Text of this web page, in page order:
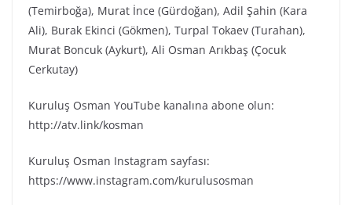
(Temirboğa), Murat İnce (Gürdoğan), Adil Şahin (Kara
Ali), Burak Ekinci (Gökmen), Turpal Tokaev (Turahan),
Murat Boncuk (Aykurt), Ali Osman Arıkbaş (Çocuk
Cerkutay)
Kuruluş Osman YouTube kanalına abone olun:
http://atv.link/kosman
Kuruluş Osman Instagram sayfası:
https://www.instagram.com/kurulusosman